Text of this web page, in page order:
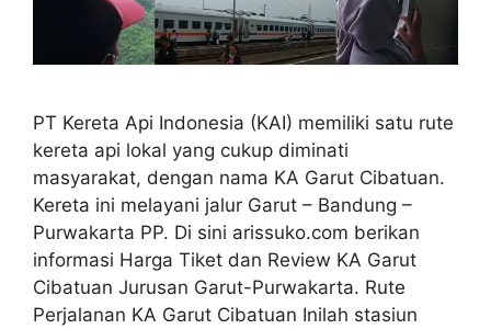
PT Kereta Api Indonesia (KAI) memiliki satu rute
kereta api lokal yang cukup diminati
masyarakat, dengan nama KA Garut Cibatuan.
Kereta ini melayani jalur Garut – Bandung –
Purwakarta PP. Di sini arissuko.com berikan
informasi Harga Tiket dan Review KA Garut
Cibatuan Jurusan Garut-Purwakarta. Rute
Perjalanan KA Garut Cibatuan Inilah stasiun